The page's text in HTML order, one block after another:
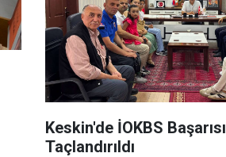
Keskin'de İOKBS Başarısı
Taçlandırıldı